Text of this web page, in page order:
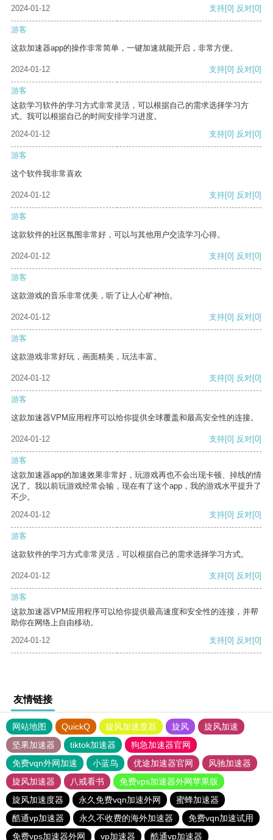
2024-01-12 支持[0] 反对[0]
游客
这款加速器app的操作非常简单，一键加速就能开启，非常方便。
2024-01-12 支持[0] 反对[0]
游客
这款学习软件的学习方式非常灵活，可以根据自己的需求选择学习方
式。我可以根据自己的时间安排学习进度。
2024-01-12
支持[0] 反对[0]
游客
这个软件我非常喜欢
2024-01-12 支持[0] 反对[0]
游客
这款软件的社区氛围非常好，可以与其他用户交流学习心得。
2024-01-12 支持[0] 反对[0]
游客
这款游戏的音乐非常优美，听了让人心旷神怡。
2024-01-12 支持[0] 反对[0]
游客
这款游戏非常好玩，画面精美，玩法丰富。
2024-01-12 支持[0] 反对[0]
游客
这款加速器VPM应用程序可以给你提供全球覆盖和最高安全性的连接。
2024-01-12 支持[0] 反对[0]
游客
这款加速器app的加速效果非常好，玩游戏再也不会出现卡顿、掉线的情
况了。我以前玩游戏经常会输，现在有了这个app，我的游戏水平提升了
不少。
2024-01-12
支持[0] 反对[0]
游客
这款软件的学习方式非常灵活，可以根据自己的需求选择学习方式。
2024-01-12 支持[0] 反对[0]
游客
这款加速器VPM应用程序可以给你提供最高速度和安全性的连接，并帮
助你在网络上自由移动。
2024-01-12
支持[0] 反对[0]
友情链接
网站地图 QuickQ 旋风加速度器 旋风
旋风加速
坚果加速器
tiktok加速器
狗急加速器官网
免费vqn外网加速
小蓝鸟 优途加速器官网
风驰加速器
旋风加速器
八戒看书
免费vps加速器外网苹果版
旋风加速度器
永久免费vqn加速外网
蜜蜂加速器
酷通vp加速器
永久不收费的海外加速器
免费vqn加速试用
免费vps加速器外网
vp加速器 酷通vp加速器